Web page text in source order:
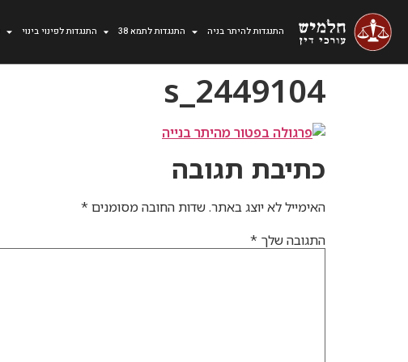
התנגדות להיתר בניה התנגדות לתמא 38 התנגדות לפינוי בינוי
2449104_s
כתיבת תגובה
האימייל לא יוצג באתר.שדות החובה מסומנים *
התגובה שלך *